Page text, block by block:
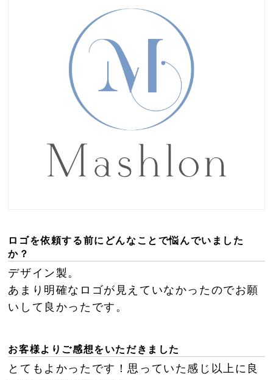
ロゴを依頼する前にどんなことで悩んでいました
か？
デザイン製。
あまり明確なロゴが見えていなかったのでお願
いして良かったです。
お客様よりご感想をいただきました
とてもよかったです！思っていた感じ以上に良